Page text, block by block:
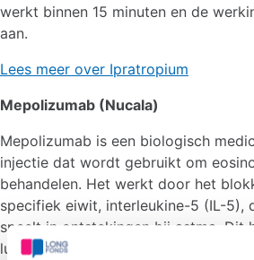
werkt binnen 15 minuten en de
aan.
Lees meer over Ipratropium
Mepolizumab (Nucala)
Mepolizumab is een biologisch
injectie dat wordt gebruikt om
behandelen. Het werkt door het
specifiek eiwit, interleukine-5 (IL-5),
speelt in ontstekingen bij astma. Dit
luchtwegen te kalmeren en klachten